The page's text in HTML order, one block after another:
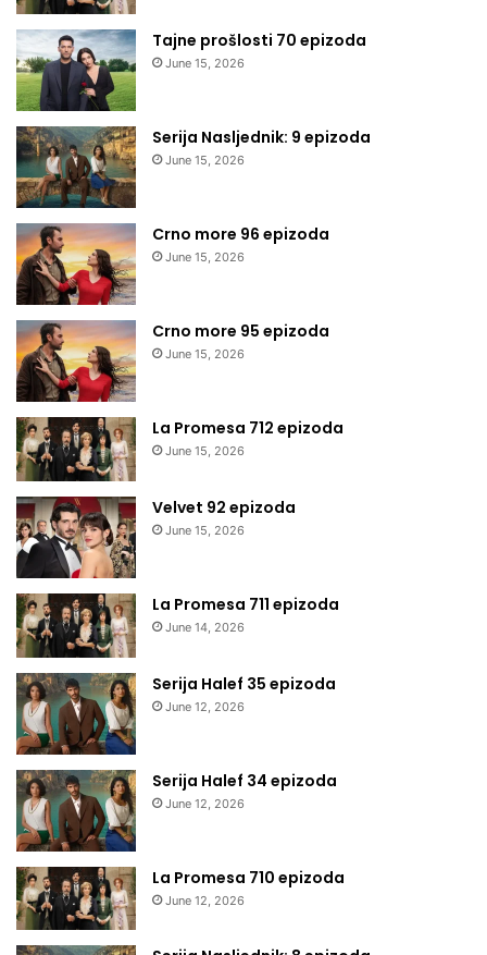
Tajne prošlosti 70 epizoda
June 15, 2026
Serija Nasljednik: 9 epizoda
June 15, 2026
Crno more 96 epizoda
June 15, 2026
Crno more 95 epizoda
June 15, 2026
La Promesa 712 epizoda
June 15, 2026
Velvet 92 epizoda
June 15, 2026
La Promesa 711 epizoda
June 14, 2026
Serija Halef 35 epizoda
June 12, 2026
Serija Halef 34 epizoda
June 12, 2026
La Promesa 710 epizoda
June 12, 2026